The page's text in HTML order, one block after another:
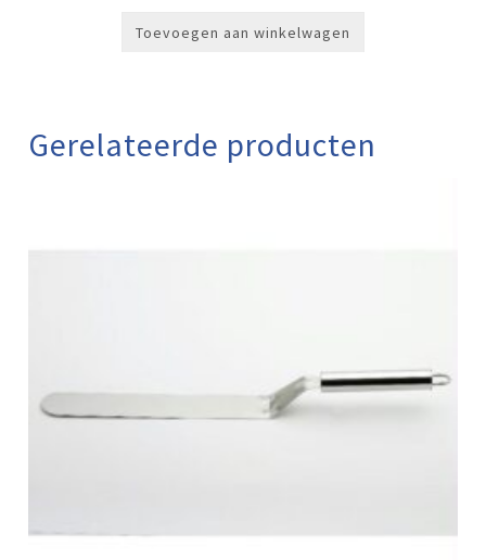
Toevoegen aan winkelwagen
Gerelateerde producten